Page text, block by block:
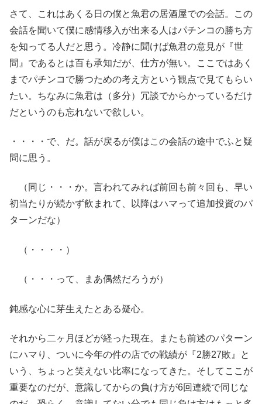
さて、これはあくる日の僕と魚君の居酒屋での会話。この
会話を聞いて僕に感情移入が出来る人はパチンコの勝ち方
を知ってる人だと思う。冷静に聞けば魚君の意見が『世
間』であるとは百も承知だが、仕方が無い。ここではあく
までパチンコで勝つための考え方という観点で見てもらい
たい。ちなみに魚君は（多分）冗談でからかっているだけ
だというのも忘れないで欲しい。
・・・・で、だ。話が戻るが僕はこの会話の途中でふと疑
問に思う。
（同じ・・・か。言われてみれば前回も前々回も、早い
初当たりが続かず飲まれて、以降はハマって追加投資のパ
ターンだな）
（・・・・）
（・・・って、まあ偶然だろうが）
鈍感な心に芽生えたとある疑心。
それから二ヶ月ほどが経った現在。またも前述のパターン
にハマり、ついに今年の件の店での戦績が『2勝27敗』と
いう、ちょっと笑えない比率になってきた。そしてここが
重要なのだが、意識してからの負け方が6回連続で同じな